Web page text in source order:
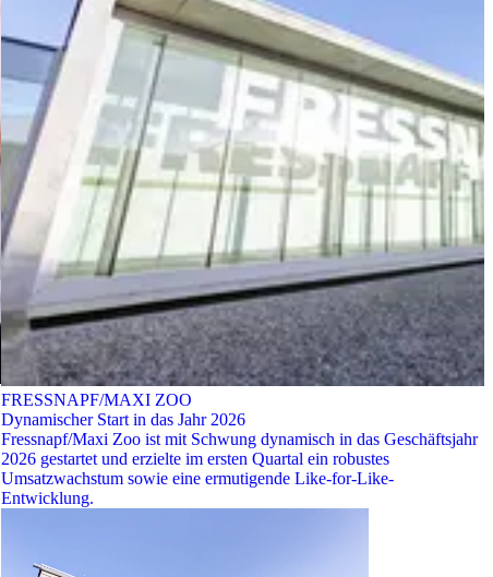
FRESSNAPF/MAXI ZOO
Dynamischer Start in das Jahr 2026
Fressnapf/Maxi Zoo ist mit Schwung dynamisch in das Geschäftsjahr
2026 gestartet und erzielte im ersten Quartal ein robustes
Umsatzwachstum sowie eine ermutigende Like-for-Like-
Entwicklung.